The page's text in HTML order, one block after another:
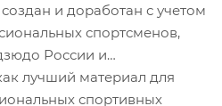
и доработан с учетом
спортсменов,
России и
лучший материал для
спортивных